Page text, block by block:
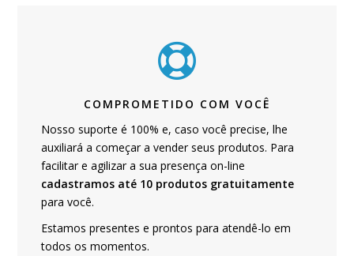
COMPROMETIDO COM VOCÊ
Nosso suporte é 100% e, caso você precise, lhe
auxiliará a começar a vender seus produtos. Para
facilitar e agilizar a sua presença on-line
cadastramos até 10 produtos gratuitamente
para você.
Estamos presentes e prontos para atendê-lo em
todos os momentos.